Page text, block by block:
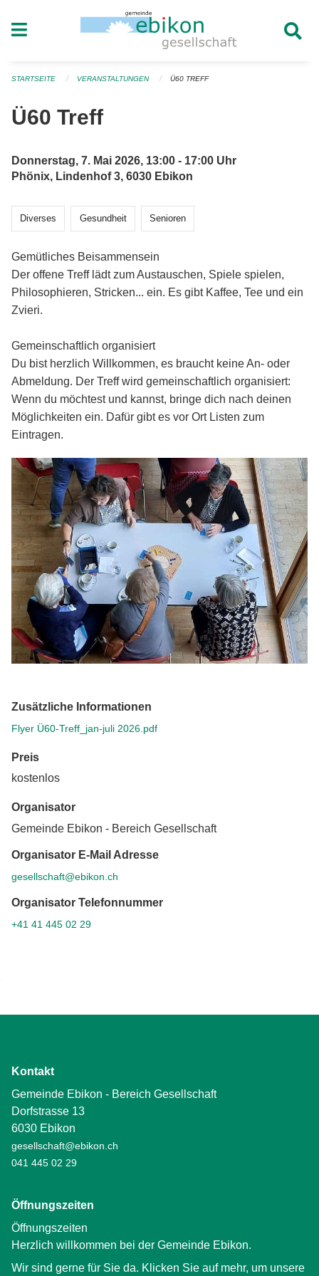
STARTSEITE VERANSTALTUNGEN Ü60 TREFF
Ü60 Treff
Donnerstag, 7. Mai 2026, 13:00 - 17:00 Uhr
Phönix, Lindenhof 3, 6030 Ebikon
Diverses Gesundheit Senioren
Gemütliches Beisammensein
Der offene Treff lädt zum Austauschen, Spiele spielen,
Philosophieren, Stricken... ein. Es gibt Kaffee, Tee und ein
Zvieri.
Gemeinschaftlich organisiert
Du bist herzlich Willkommen, es braucht keine An- oder
Abmeldung. Der Treff wird gemeinschaftlich organisiert:
Wenn du möchtest und kannst, bringe dich nach deinen
Möglichkeiten ein. Dafür gibt es vor Ort Listen zum
Eintragen.
Zusätzliche Informationen
Flyer Ü60-Treff_jan-juli 2026.pdf
Preis
kostenlos
Organisator
Gemeinde Ebikon - Bereich Gesellschaft
Organisator E-Mail Adresse
gesellschaft@ebikon.ch
Organisator Telefonnummer
+41 41 445 02 29
Kontakt
Gemeinde Ebikon - Bereich Gesellschaft
Dorfstrasse 13
6030 Ebikon
gesellschaft@ebikon.ch
041 445 02 29
Öffnungszeiten
Öffnungszeiten
Herzlich willkommen bei der Gemeinde Ebikon.
Wir sind gerne für Sie da. Klicken Sie auf mehr, um unsere